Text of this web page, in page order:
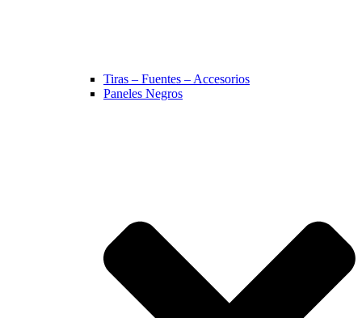
Tiras – Fuentes – Accesorios
Paneles Negros